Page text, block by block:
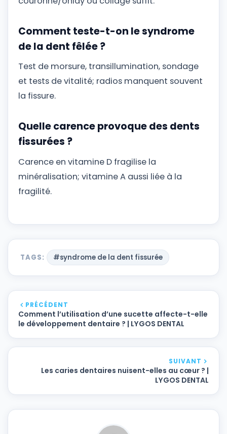
Comment teste-t-on le syndrome
de la dent fêlée ?
Test de morsure, transillumination, sondage
et tests de vitalité; radios manquent souvent
la fissure.
Quelle carence provoque des dents
fissurées ?
Carence en vitamine D fragilise la
minéralisation; vitamine A aussi liée à la
fragilité.
TAGS: #syndrome de la dent fissurée
PRÉCÉDENT
Comment l’utilisation d’une sucette affecte-t-elle
le développement dentaire ? | LYGOS DENTAL
SUIVANT
Les caries dentaires nuisent-elles au cœur ? |
LYGOS DENTAL